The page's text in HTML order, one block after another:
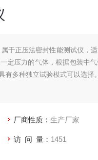
于正压法密封性能测试仪，
定压力的气体，根据包装中
多种独立试验模式可以选择。
厂商性质：生产厂家
访 问 量： 1451